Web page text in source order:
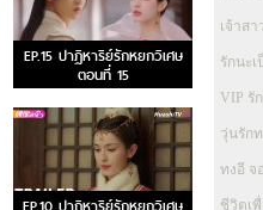
EP.15 ปาฏิหาริย์รักหยกวิเศษ
ตอนที่ 15
เจ้าส
รักนะเ
VIP รั
วุ่นรัก
ทงอี จ
ชีวิตเ